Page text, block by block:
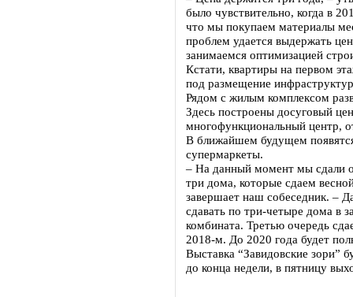
было чувствительно, когда в
что мы покупаем материалы
проблем удается выдержать
занимаемся оптимизацией
Кстати, квартиры на первом
под размещение
Рядом с жилым комплексом
Здесь построены досуговый
многофункциональный центр,
В ближайшем будущем
супермаркеты.
– На данный момент мы сдали
три дома, которые сдаем
завершает наш собеседник. –
сдавать по три-четыре дома в
комбината. Третью очередь
2018-м. До 2020 года будет
Выставка “Завидовские зори”
до конца недели, в пятницу